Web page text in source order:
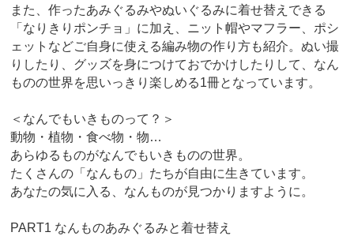
また、作ったあみぐるみやぬいぐるみに着せ替えできる
「なりきりポンチョ」に加え、ニット帽やマフラー、ポシ
ェットなどご自身に使える編み物の作り方も紹介。ぬい撮
りしたり、グッズを身につけておでかけしたりして、なん
ものの世界を思いっきり楽しめる1冊となっています。
＜なんでもいきものって？＞
動物・植物・食べ物・物…
あらゆるものがなんでもいきものの世界。
たくさんの「なんもの」たちが自由に生きています。
あなたの気に入る、なんものが見つかりますように。
PART1 なんものあみぐるみと着せ替え